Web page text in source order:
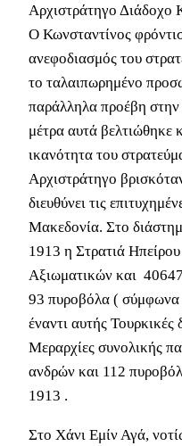
Αρχιστράτηγο Διάδοχο
Ο Κωνσταντίνος
ανεφοδιασμός του
το ταλαιπωρημένο
παράλληλα προέβη
μέτρα αυτά βελτιώθηκε
ικανότητα του
Αρχιστράτηγο
διευθύνει τις
Μακεδονία. Στο
1913 η Στρατιά
Αξιωματικών και
93 πυροβόλα ( σύμφωνα
έναντι αυτής
Μεραρχίες συνολικής
ανδρών και 112
1913 .
Στο Χάνι Εμίν Αγά,